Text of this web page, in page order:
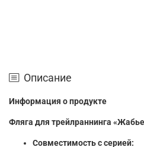
Описание
Информация о продукте
Фляга для трейлраннинга
Совместимость с серией: